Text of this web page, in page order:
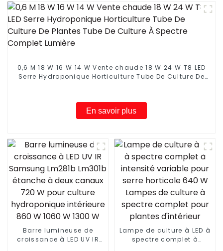
0,6 M 18 W 16 W 14 W Vente chaude 18 W 24 W T8 LED
Serre Hydroponique Horticulture Tube De Culture De
En savoir plus
Barre lumineuse de
croissance à LED UV IR
Lampe de culture à LED à
spectre complet à